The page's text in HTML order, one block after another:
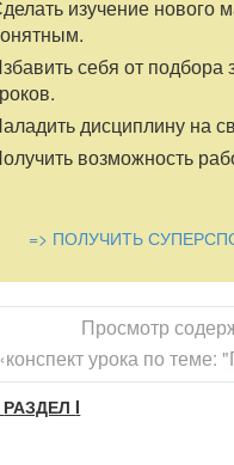
умственного и
и закаливание
питание
труда и отдыха
по уходу за
организма.
новой темы в
соблюдения правил
гигиена
очищения.
изучение нового
себя от подбора
дисциплину на
возможность
=> ПОЛУЧИТЬ
Просмотр
урока по теме:
РАЗДЕЛI